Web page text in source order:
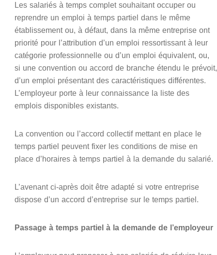
Les salariés à temps complet souhaitant occuper ou
reprendre un emploi à temps partiel dans le même
établissement ou, à défaut, dans la même entreprise ont
priorité pour l’attribution d’un emploi ressortissant à leur
catégorie professionnelle ou d’un emploi équivalent, ou,
si une convention ou accord de branche étendu le prévoit,
d’un emploi présentant des caractéristiques différentes.
L’employeur porte à leur connaissance la liste des
emplois disponibles existants.
La convention ou l’accord collectif mettant en place le
temps partiel peuvent fixer les conditions de mise en
place d’horaires à temps partiel à la demande du salarié.
L’avenant ci-après doit être adapté si votre entreprise
dispose d’un accord d’entreprise sur le temps partiel.
Passage à temps partiel à la demande de l’employeur